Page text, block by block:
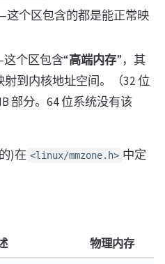
个区包含的都是能正常映
个区包含“高端内存”，其
到内核地址空间。（32 位
部分。64 位系统没有该
)在 <linux/mmzone.h> 中定
物理内存